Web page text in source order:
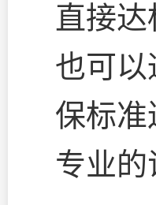
直接
也可
保标
专业